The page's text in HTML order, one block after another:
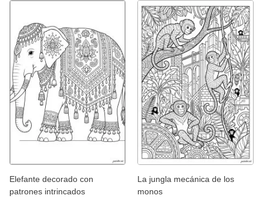
Elefante decorado con
patrones intrincados
La jungla mecánica de los
monos